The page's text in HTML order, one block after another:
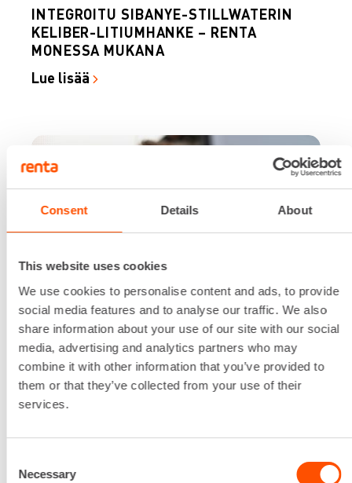
Consent Details About
This website uses cookies
We use cookies to personalise content and ads, to provide
social media features and to analyse our traffic. We also
share information about your use of our site with our social
media, advertising and analytics partners who may
combine it with other information that you’ve provided to
them or that they’ve collected from your use of their
services.
Selection
Necessary
INTEGROITU SIBANYE-STILLWATERIN
KELIBER-LITIUMHANKE – RENTA
MONESSA MUKANA
Lue lisää
23.04.2026
KIRJAUDU RENTA EASYYN – VOITA